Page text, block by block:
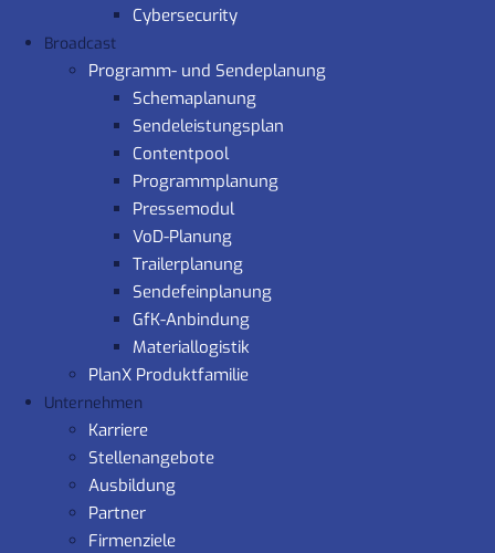
Cybersecurity
Broadcast
Programm- und Sendeplanung
Schemaplanung
Sendeleistungsplan
Contentpool
Programmplanung
Pressemodul
VoD-Planung
Trailerplanung
Sendefeinplanung
GfK-Anbindung
Materiallogistik
PlanX Produktfamilie
Unternehmen
Karriere
Stellenangebote
Ausbildung
Partner
Firmenziele